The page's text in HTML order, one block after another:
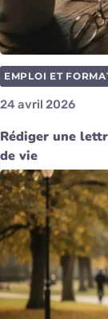
EMPLOI ET
24 avril 2026
Rédiger une
de vie